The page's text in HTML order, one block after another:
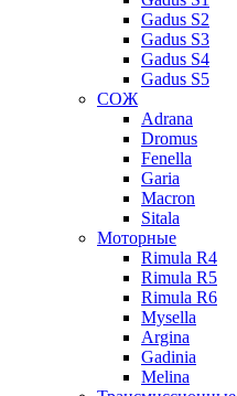
Gadus S2
Gadus S3
Gadus S4
Gadus S5
СОЖ
Adrana
Dromus
Fenella
Garia
Macron
Sitala
Моторные
Rimula R4
Rimula R5
Rimula R6
Mysella
Argina
Gadinia
Melina